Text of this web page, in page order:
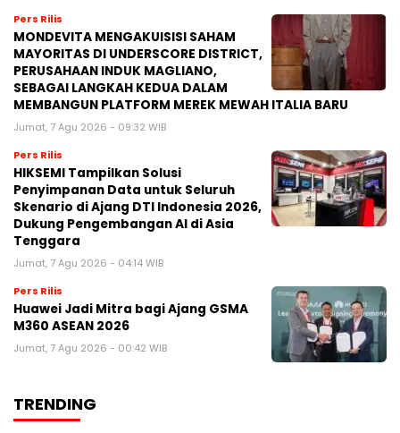
Pers Rilis
MONDEVITA MENGAKUISISI SAHAM
MAYORITAS DI UNDERSCORE DISTRICT,
PERUSAHAAN INDUK MAGLIANO,
SEBAGAI LANGKAH KEDUA DALAM
MEMBANGUN PLATFORM MEREK MEWAH ITALIA BARU
Jumat, 7 Agu 2026 - 09:32 WIB
Pers Rilis
HIKSEMI Tampilkan Solusi
Penyimpanan Data untuk Seluruh
Skenario di Ajang DTI Indonesia 2026,
Dukung Pengembangan AI di Asia
Tenggara
Jumat, 7 Agu 2026 - 04:14 WIB
Pers Rilis
Huawei Jadi Mitra bagi Ajang GSMA
M360 ASEAN 2026
Jumat, 7 Agu 2026 - 00:42 WIB
TRENDING